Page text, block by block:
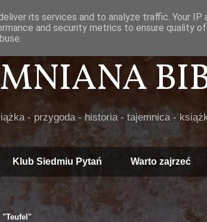
- przygoda - historia - tajemnica -
Klub Siedmiu Pytań Warto zajrzeć
"Teufel"
its services and to analyze traffic. Your IP
and security metrics to ensure quality